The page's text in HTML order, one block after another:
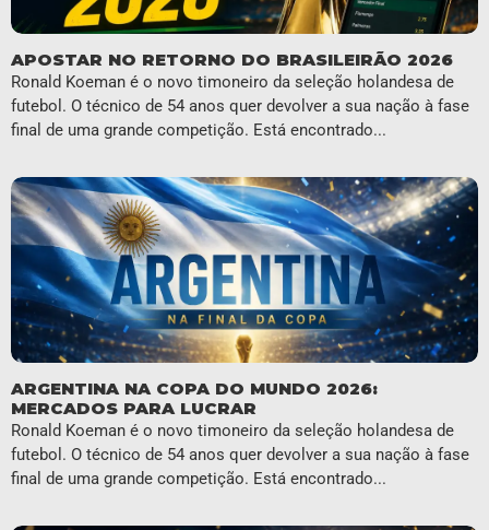
APOSTAR NO RETORNO DO BRASILEIRÃO 2026
Ronald Koeman é o novo timoneiro da seleção holandesa de
futebol. O técnico de 54 anos quer devolver a sua nação à fase
final de uma grande competição. Está encontrado...
ARGENTINA NA COPA DO MUNDO 2026:
MERCADOS PARA LUCRAR
Ronald Koeman é o novo timoneiro da seleção holandesa de
futebol. O técnico de 54 anos quer devolver a sua nação à fase
final de uma grande competição. Está encontrado...